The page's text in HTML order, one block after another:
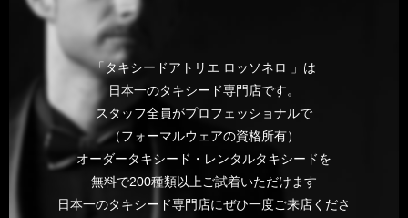
「タキシードアトリエ ロッソネロ 」は
日本一のタキシード専門店です。
スタッフ全員がプロフェッショナルで
（フォーマルウェアの資格所有）
オーダータキシード・レンタルタキシードを
無料で200種類以上ご試着いただけます
日本一のタキシード専門店にぜひ一度ご来店くださ